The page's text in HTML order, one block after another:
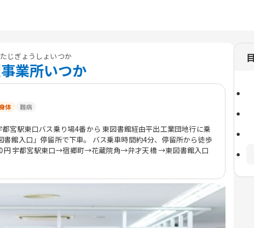
じぎょうしょいつか
業所いつか
体 難病
都宮駅東口バス乗り場4番から 東図書館経由平出工業団地行に乗
書館入口」停留所で下車。 バス乗車時間約4分、停留所から徒歩
円 宇都宮駅東口→宿郷町→花蔵院角→弁才天橋 →東図書館入口